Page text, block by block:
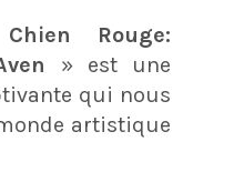
Rouge:
» est une
qui nous
artistique